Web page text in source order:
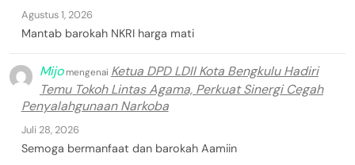
Agustus 1, 2026
Mantab barokah NKRI harga mati
Mijomengenai Ketua DPD LDII Kota Bengkulu Hadiri
Temu Tokoh Lintas Agama, Perkuat Sinergi Cegah
Penyalahgunaan Narkoba
Juli 28, 2026
Semoga bermanfaat dan barokah Aamiin